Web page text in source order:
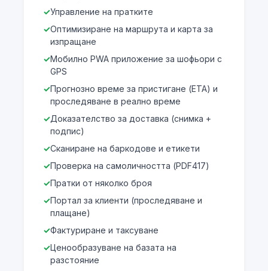
Управление на пратките
Оптимизиране на маршрута и карта за
изпращане
Мобилно PWA приложение за шофьори с
GPS
Прогнозно време за пристигане (ETA) и
проследяване в реално време
Доказателство за доставка (снимка +
подпис)
Сканиране на баркодове и етикети
Проверка на самоличността (PDF417)
Пратки от няколко броя
Портал за клиенти (проследяване и
плащане)
Фактуриране и таксуване
Ценообразуване на базата на
разстояние